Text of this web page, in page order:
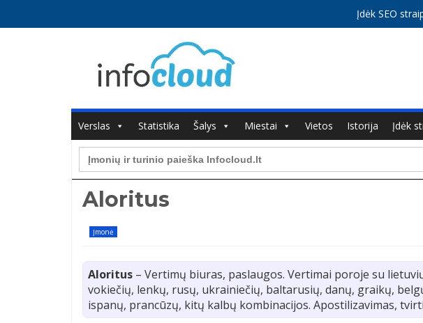
Įdėk SEO
Verslas Statistika Šalys Miestai Vietos Istorija
Įdėk
Search
for:
Aloritus
Įmonė
Aloritus – Vertimų biuras, paslaugos. Vertimai poroje su
vokiečių, lenkų, rusų, ukrainiečių, baltarusių, danų, graikų,
ispanų, prancūzų, kitų kalbų kombinacijos. Apostilizavimas,